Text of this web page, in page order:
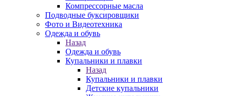
Компрессорные масла
Подводные буксировщики
Фото и Видеотехника
Одежда и обувь
Назад
Одежда и обувь
Купальники и плавки
Назад
Купальники и плавки
Детские купальники